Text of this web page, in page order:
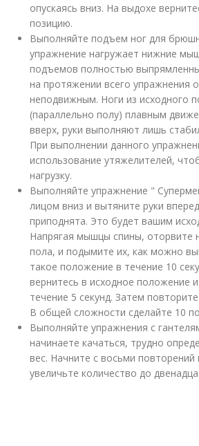
опускаясь вниз. На выдохе
позицию.
Выполняйте подъем ног для
упражнение нагружает нижние
подъемов полностью
на протяжении всего упражнения
неподвижным. Ноги из исходного
(параллельно полу) плавным
вверх, руки выполняют лишь
При выполнении данного
использование утяжелителей,
нагрузку.
Выполняйте упражнение "
лицом вниз и вытяните руки
приподнята. Это будет вашим
Напрягая мышцы спины, оторвите
пола, и подымите их, как можно
такое положение в течение 10
вернитесь в исходное положение
течение 5 секунд. Затем
В общей сложности сделайте 10
Выполняйте упражнения с
начинаете качаться, трудно
вес. Начните с восьми повторений
увеличьте количество до